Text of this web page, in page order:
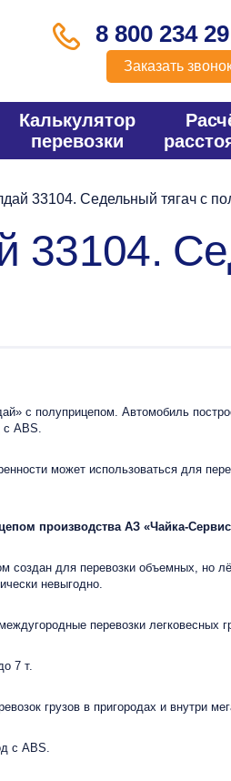
8 800 234
Заказать
Калькулятор
перевозки
33104. Седельный тягач с
с полуприцепом. Автомобиль
с ABS.
может использоваться для
производства АЗ «Чайка-
для перевозки объемных, но
невыгодно.
перевозки легковесных
7 т.
грузов в пригородах и внутри
с ABS.